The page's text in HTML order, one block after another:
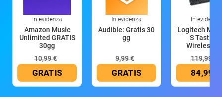
In evidenza
Amazon Music
Unlimited GRATIS
30gg
10,99 €
GRATIS
In evidenza
Audible: Gratis 30
gg
9,99 €
GRATIS
In evidenza
Logitech MX
S Tastiera
Wireless
119,99 €
84,99 €